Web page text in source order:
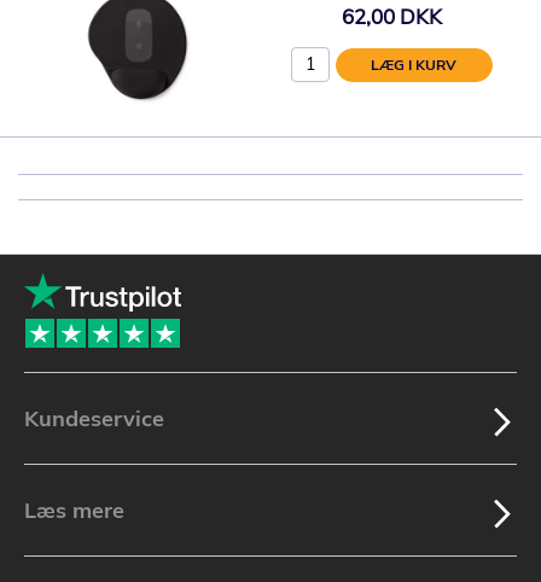
62,00 DKK
LÆG I KURV
Kundeservice
Læs mere